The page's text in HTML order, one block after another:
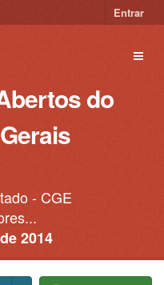
Entrar
do
- CGE
2014